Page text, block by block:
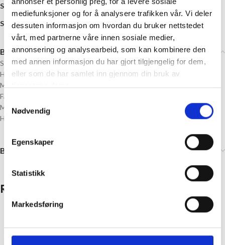
mediefunksjoner og for å analysere trafikken vår. Vi deler
dessuten informasjon om hvordan du bruker nettstedet
vårt, med partnerne våre innen sosiale medier,
annonsering og analysearbeid, som kan kombinere den
med annen informasjon du har gjort tilgjengelig for dem,
eller som de har samlet inn gjennom din bruk av
tjenestene deres.
Samtykkevalg
Nødvendig
Egenskaper
Statistikk
Markedsføring
Stikkord: 1 Hull, 17 millimeter,Metall, rund, Sølv Tinn
Share:
Beskrivelse
Størrelse: 17 mm diameter
Hull: 1
Materiale: Metall, Tinn
Farge: Sølv
Motiv: «Brynhild»
Husk å velge antall knapper
Brand
Relaterte produkter